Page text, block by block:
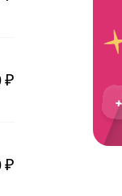
₽
₽